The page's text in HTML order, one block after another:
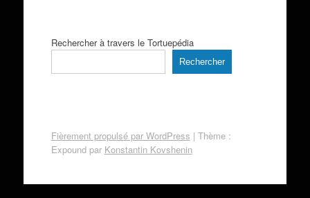
Rechercher à travers le Tortuepédia
Rechercher
Fièrement propulsé par WordPress | Thème :
Expound par Konstantin Kovshenin